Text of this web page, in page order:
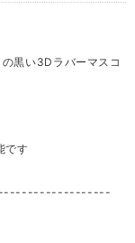
黒い3Dラバーマスコ
です